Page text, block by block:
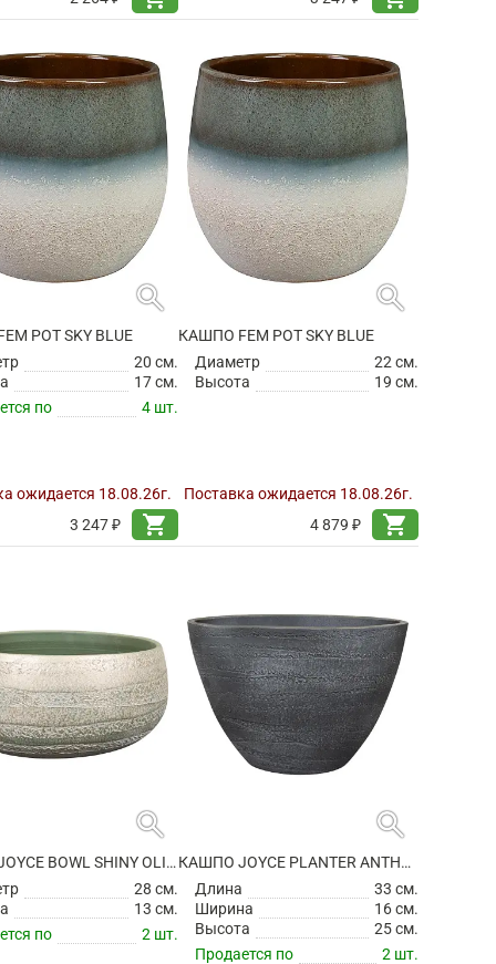
search
POT SKY BLUE
20 см.
17 см.
по
4 шт.
ожидается 18.08.26г.
3 247 ₽
shopping_cart
search
КАШПО FEM POT SKY BLUE
Диаметр
22 см.
Высота
19 см.
Поставка ожидается 18.08.26г.
4 879 ₽
shopping_cart
search
КАШПО JOYCE BOWL SHINY OLIVE
28 см.
13 см.
по
2 шт.
search
КАШПО JOYCE PLANTER ANTHRACITE
Длина
33 см.
Ширина
16 см.
Высота
25 см.
Продается по
2 шт.